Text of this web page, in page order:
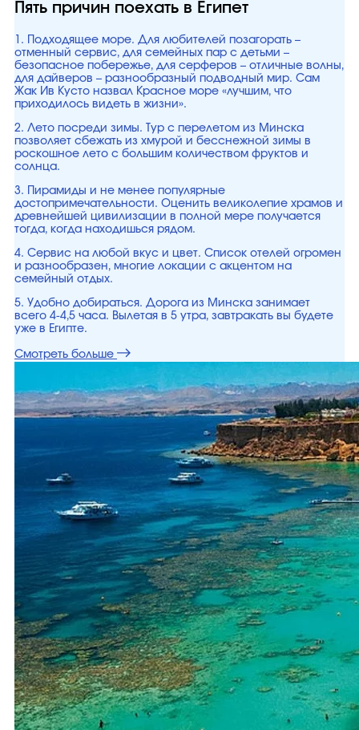
Пять причин поехать в Египет
1. Подходящее море. Для любителей позагорать –
отменный сервис, для семейных пар с детьми –
безопасное побережье, для серферов – отличные волны,
для дайверов – разнообразный подводный мир. Сам
Жак Ив Кусто назвал Красное море «лучшим, что
приходилось видеть в жизни».
2. Лето посреди зимы. Тур с перелетом из Минска
позволяет сбежать из хмурой и бесснежной зимы в
роскошное лето с большим количеством фруктов и
солнца.
3. Пирамиды и не менее популярные
достопримечательности. Оценить великолепие храмов и
древнейшей цивилизации в полной мере получается
тогда, когда находишься рядом.
4. Сервис на любой вкус и цвет. Список отелей огромен
и разнообразен, многие локации с акцентом на
семейный отдых.
5. Удобно добираться. Дорога из Минска занимает
всего 4-4,5 часа. Вылетая в 5 утра, завтракать вы будете
уже в Египте.
Смотреть больше